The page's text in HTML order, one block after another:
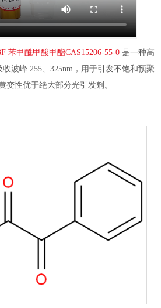
苯甲酰甲酸甲酯CAS15206-55-0是一种高
波峰 255、325nm，用于引发不饱和预聚
变性优于绝大部分光引发剂。